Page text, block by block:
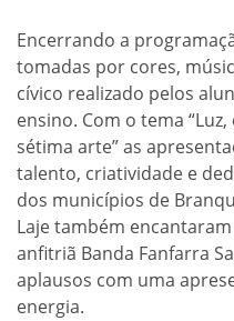
Encerrando a
tomadas por cores,
cívico realizado pelos
ensino. Com o tema
sétima arte” as
talento, criatividade e
dos municípios de
Laje também
anfitriã Banda Fanfarra
aplausos com uma
energia.